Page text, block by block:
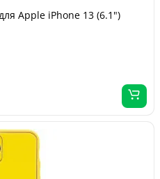
Apple iPhone 13 (6.1")